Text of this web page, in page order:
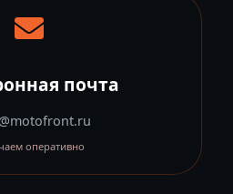
почта
оперативно